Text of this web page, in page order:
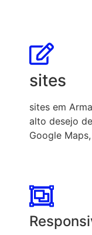
sites
sites em
alto desejo
Google